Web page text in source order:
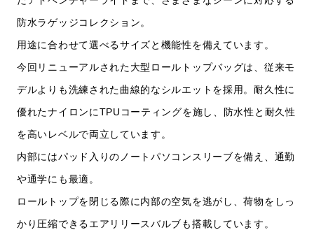
防水ラゲッジコレクション。
用途に合わせて選べるサイズと機能性を備えています。
今回リニューアルされた大型ロールトップバッグは、従来モ
デルよりも洗練された曲線的なシルエットを採用。耐久性に
優れたナイロンにTPUコーティングを施し、防水性と耐久性
を高いレベルで両立しています。
内部にはパッド入りのノートパソコンスリーブを備え、通勤
や通学にも最適。
ロールトップを閉じる際に内部の空気を逃がし、荷物をしっ
かり圧縮できるエアリリースバルブも搭載しています。